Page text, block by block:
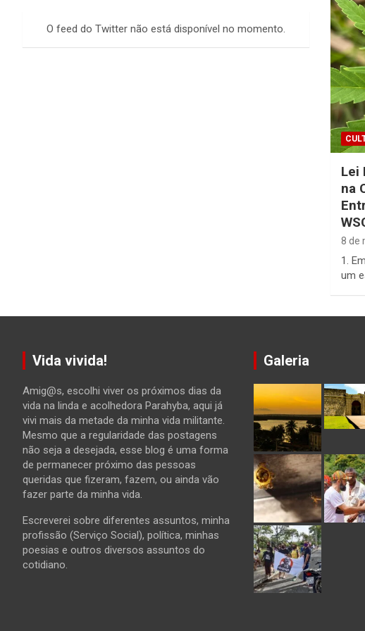
Lei
na
8 de
1.
um
O feed do Twitter não está disponível no momento.
Vida vivida!
Amig@s, escolhi viver os próximos dias da
vida na linda e acolhedora Parahyba, aqui já
vivi mais da metade da minha vida militante.
Mesmo que a regularidade das postagens
não seja a desejada, esse blog é uma forma
de permanecer próximo das pessoas
queridas que fizeram, fazem, ou ainda vão
fazer parte da minha vida.
Escreverei sobre diferentes assuntos, minha
profissão (Serviço Social), política, minhas
poesias e outros diversos assuntos do
cotidiano.
Galeria